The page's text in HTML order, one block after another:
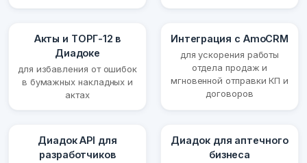
Акты и ТОРГ-12 в
Диадоке
для избавления от ошибок
в бумажных накладных и
актах
Интеграция с AmoCRM
для ускорения работы
отдела продаж и
мгновенной отправки КП и
договоров
Диадок API для
разработчиков
Диадок для аптечного
бизнеса